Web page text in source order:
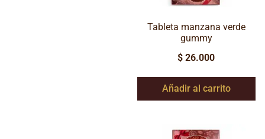
Tableta manzana verde
gummy
$ 26.000
Añadir al carrito